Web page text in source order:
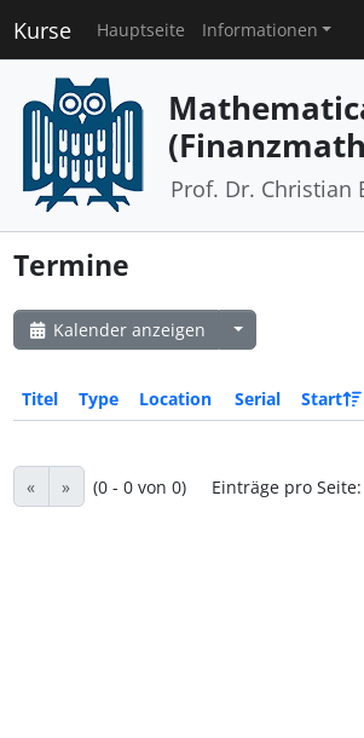
Kurse Hauptseite Informationen
Prof. Dr. Christian
Termine
Kalender anzeigen
Titel Type Location Serial Start
« » (0 - 0 von 0) Einträge pro Seite: